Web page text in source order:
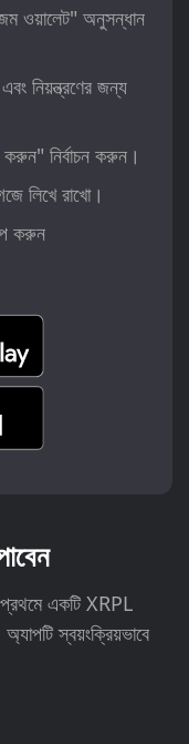
ওয়ালেট" অনুসন্ধান
নিয়ন্ত্রণের জন্য
নির্বাচন করুন।
লিখে রাখো।
করুন
একটি XRPL
স্বয়ংক্রিয়ভাবে